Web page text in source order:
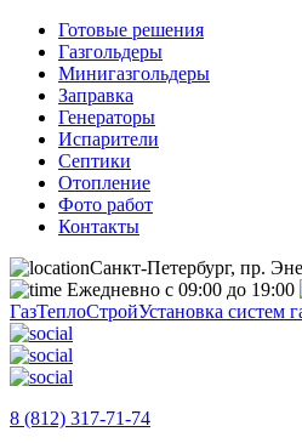
Готовые решения
Газгольдеры
Минигазгольдеры
Заправка
Генераторы
Испарители
Септики
Отопление
Фото работ
Контакты
Санкт-Петербург, пр.
Ежедневно с 09:00 до 19:00
ГазТеплоСтройУстановка систем
8 (812) 317-71-74